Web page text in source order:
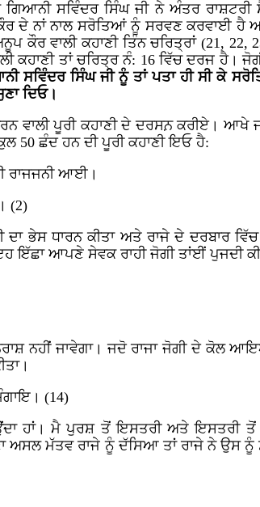
ਸਵਿੰਦਰ ਸਿੰਘ ਜੀ ਨੇ ਅੰਤਰ ਰਾਸ਼ਟਰੀ
ਦੇ ਨਾਂ ਨਾਲ ਸਰੋਤਿਆਂ ਨੂੰ ਸਰਵਣ ਕਰਵਾਈ
ਵਾਲੀ ਕਹਾਣੀ ਤਿੰਨ ਚਰਿਤ੍ਰਾਂ (21,
ਕਹਾਣੀ ਤਾਂ ਚਰਿਤ੍ਰ ਨੰ: 16 ਵਿੱਚ ਦਰਜ ਹੈ।
ਸਵਿੰਦਰ ਸਿੰਘ ਜੀ ਨੂੰ ਤਾਂ ਪਤਾ ਹੀ ਸੀ ਕੇ
ਦਿਓ।
ਵਾਲੀ ਪੂਰੀ ਕਹਾਣੀ ਦੇ ਦਰਸਨ਼ ਕਰੀਏ। ਆਖੇ
50 ਛੰਦ ਹਨ ਦੀ ਪੂਰੀ ਕਹਾਣੀ ਇਓ ਹੈ:
ਰਾਜਜਨੀ ਆਈ।
(2)
ਭੇਸ ਧਾਰਨ ਕੀਤਾ ਅਤੇ ਰਾਜੇ ਦੇ ਦਰਬਾਰ
ਆਪਣੇ ਸੇਵਕ ਰਾਹੀ ਜੋਗੀ ਤਾਂਈਂ ਪੁਜਦੀ
ਨਹੀਂ ਜਾਵੇਗਾ। ਜਦੋ ਰਾਜਾ ਜੋਗੀ ਦੇ ਕੋਲ
(14)
ਹਾਂ। ਮੈ ਪੁਰਸ਼ ਤੋਂ ਇਸਤਰੀ ਅਤੇ ਇਸਤਰੀ
ਅਸਲ ਮੱਤਵ ਰਾਜੇ ਨੂੰ ਦੱਸਿਆ ਤਾਂ ਰਾਜੇ ਨੇ ਉਸ ਨੂੰ